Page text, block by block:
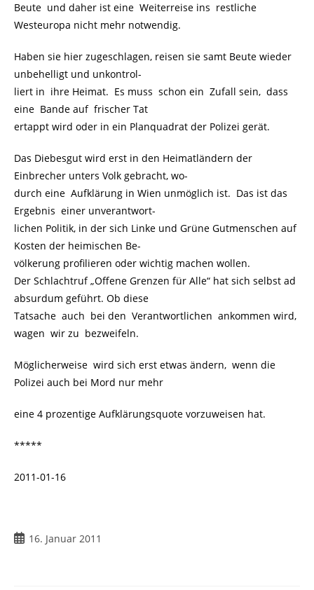
Beute und daher ist eine Weiterreise ins restliche
Westeuropa nicht mehr notwendig.
Haben sie hier zugeschlagen, reisen sie samt Beute wieder
unbehelligt und unkontrol-
liert in ihre Heimat. Es muss schon ein Zufall sein, dass
eine Bande auf frischer Tat
ertappt wird oder in ein Planquadrat der Polizei gerät.
Das Diebesgut wird erst in den Heimatländern der
Einbrecher unters Volk gebracht, wo-
durch eine Aufklärung in Wien unmöglich ist. Das ist das
Ergebnis einer unverantwort-
lichen Politik, in der sich Linke und Grüne Gutmenschen auf
Kosten der heimischen Be-
völkerung profilieren oder wichtig machen wollen.
Der Schlachtruf „Offene Grenzen für Alle“ hat sich selbst ad
absurdum geführt. Ob diese
Tatsache auch bei den Verantwortlichen ankommen wird,
wagen wir zu bezweifeln.
Möglicherweise wird sich erst etwas ändern, wenn die
Polizei auch bei Mord nur mehr
eine 4 prozentige Aufklärungsquote vorzuweisen hat.
*****
2011-01-16
16. Januar 2011